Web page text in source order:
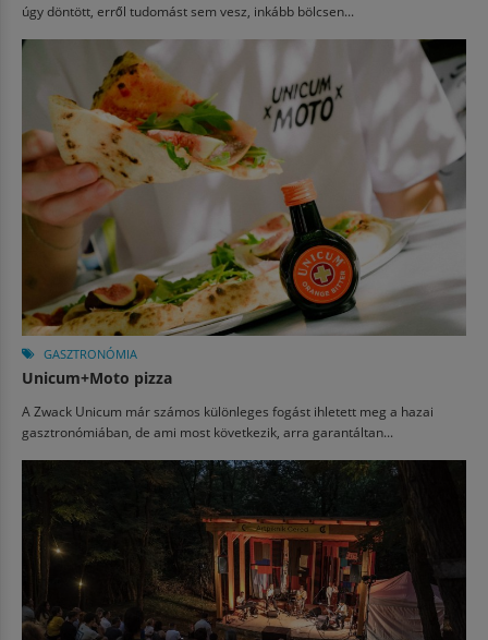
úgy döntött, erről tudomást sem vesz, inkább bölcsen...
GASZTRONÓMIA
Unicum+Moto pizza
A Zwack Unicum már számos különleges fogást ihletett meg a hazai
gasztronómiában, de ami most következik, arra garantáltan...